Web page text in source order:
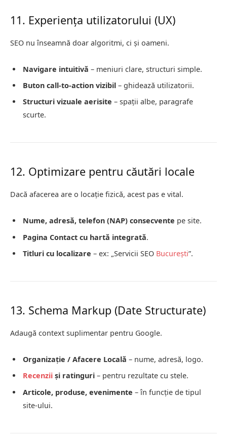
11. Experiența utilizatorului (UX)
SEO nu înseamnă doar algoritmi, ci și oameni.
Navigare intuitivă – meniuri clare, structuri simple.
Buton call-to-action vizibil – ghidează utilizatorii.
Structuri vizuale aerisite – spații albe, paragrafe
scurte.
12. Optimizare pentru căutări locale
Dacă afacerea are o locație fizică, acest pas e vital.
Nume, adresă, telefon (NAP) consecvente pe site.
Pagina Contact cu hartă integrată.
Titluri cu localizare – ex: „Servicii SEO București”.
13. Schema Markup (Date Structurate)
Adaugă context suplimentar pentru Google.
Organizație / Afacere Locală – nume, adresă, logo.
Recenzii și ratinguri – pentru rezultate cu stele.
Articole, produse, evenimente – în funcție de tipul
site-ului.